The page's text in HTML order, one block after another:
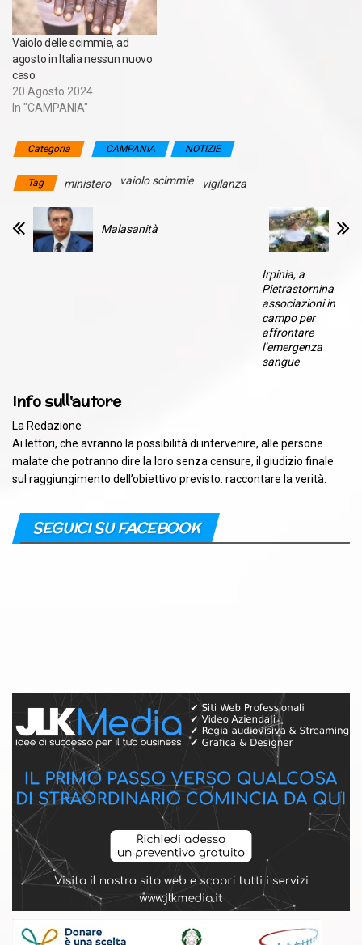
Vaiolo delle scimmie, ad
agosto in Italia nessun nuovo
caso
20 Agosto 2024
In "CAMPANIA"
Categoria CAMPANIA NOTIZIE
Tag ministero vaiolo scimmie vigilanza
Malasanità
Irpinia, a
Pietrastornina
associazioni in
campo per
affrontare
l’emergenza
sangue
Info sull'autore
La Redazione
Ai lettori, che avranno la possibilità di intervenire, alle persone
malate che potranno dire la loro senza censure, il giudizio finale
sul raggiungimento dell’obiettivo previsto: raccontare la verità.
SEGUICI SU FACEBOOK